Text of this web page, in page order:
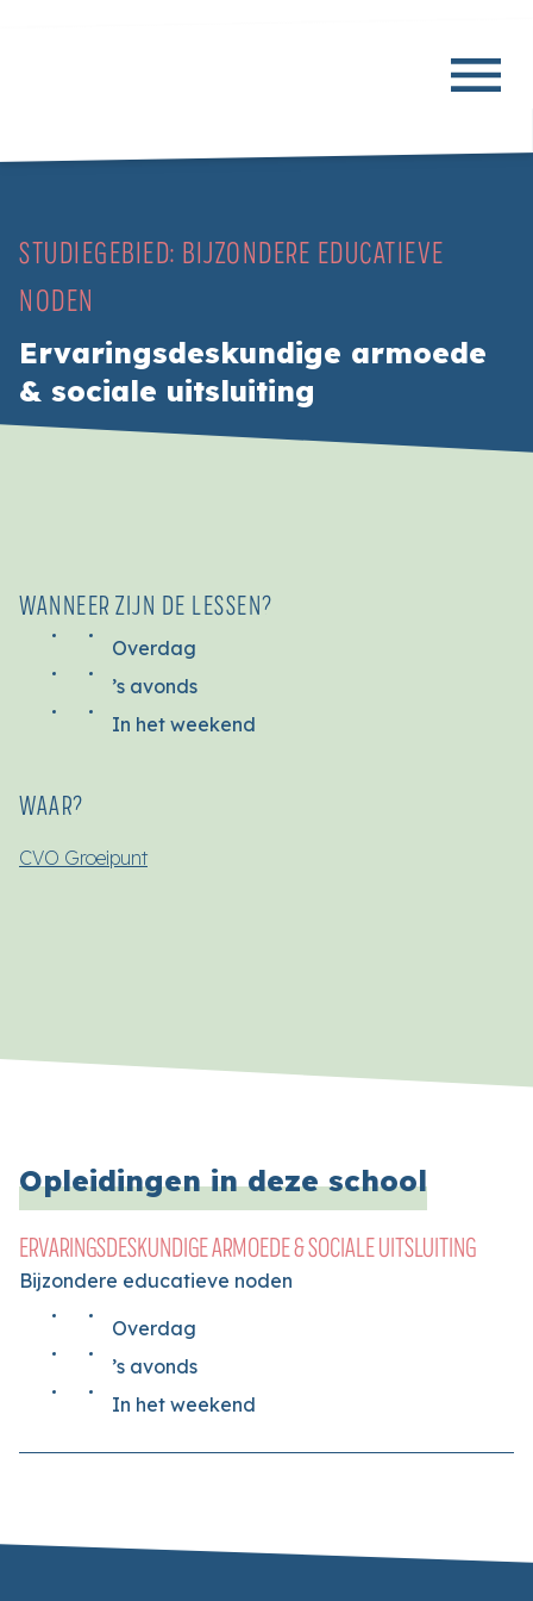
STUDIEGEBIED: BIJZONDERE EDUCATIEVE
NODEN
Ervaringsdeskundige armoede
& sociale uitsluiting
WANNEER ZIJN DE LESSEN?
Overdag
’s avonds
In het weekend
WAAR?
CVO Groeipunt
Opleidingen in deze school
ERVARINGSDESKUNDIGE ARMOEDE & SOCIALE UITSLUITING
Bijzondere educatieve noden
Overdag
’s avonds
In het weekend